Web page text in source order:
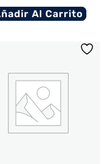
Al Carrito